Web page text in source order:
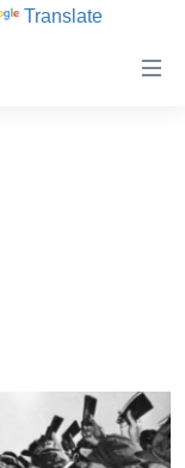
Translate